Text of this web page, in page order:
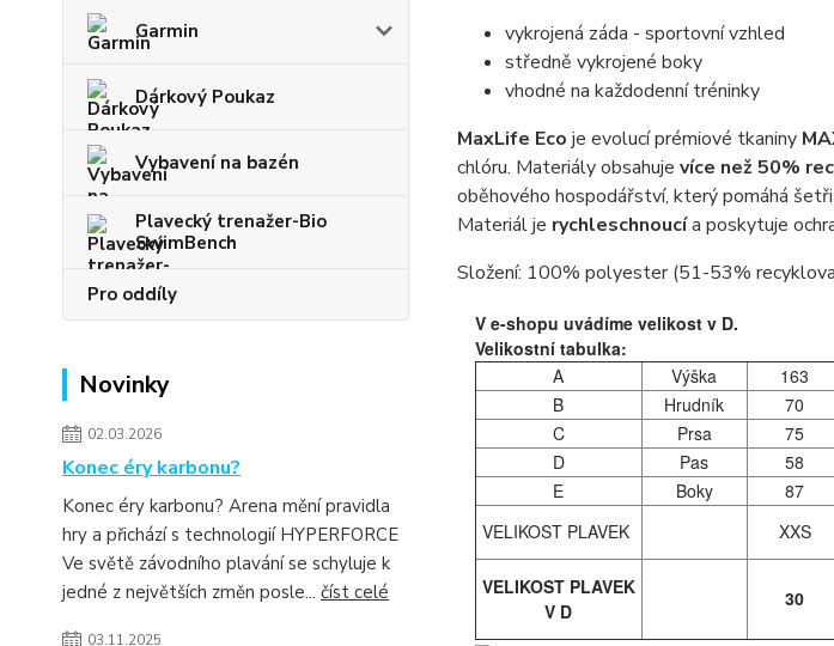
Garmin
Dárkový Poukaz
Vybavení na bazén
Plavecký trenažer-Bio
SwimBench
Pro oddíly
Novinky
02.03.2026
Konec éry karbonu?
Konec éry karbonu? Arena mění pravidla
hry a přichází s technologií HYPERFORCE
Ve světě závodního plavání se schyluje k
jedné z největších změn posle... číst celé
03.11.2025
vykrojená záda - sportovní vzhled
středně vykrojené boky
vhodné na každodenní tréninky
MaxLife Eco je evolucí prémiové tkaniny
chlóru. Materiály obsahuje více než 50%
oběhového hospodářství, který pomáhá
Materiál je rychleschnoucía poskytuje
Složení: 100% polyester (51-53%
V e-shopu uvádíme velikost v D.
Velikostní tabulka:
A
Výška 163
B
Hrudník 70
C
Prsa 75
D
Pas 58
E
Boky 87
VELIKOST PLAVEK
XXS
VELIKOST PLAVEK
V D
30